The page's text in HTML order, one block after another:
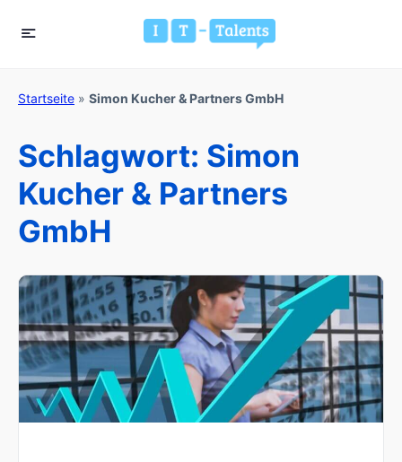
Startseite » Simon Kucher & Partners GmbH
Schlagwort: Simon
Kucher & Partners
GmbH